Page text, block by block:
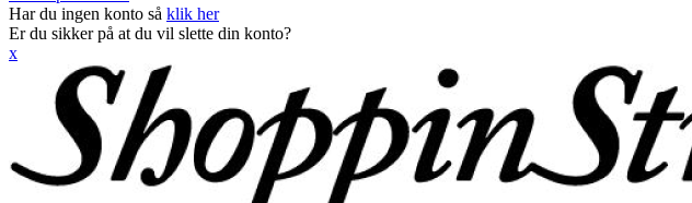
Har du ingen konto så klik her
Er du sikker på at du vil slette din konto?
x